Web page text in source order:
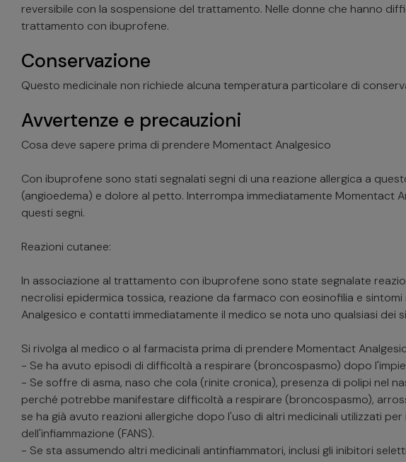
reversibile con la sospensione del trattamento. Nelle donne che hanno
trattamento con ibuprofene.
Conservazione
Questo medicinale non richiede alcuna temperatura particolare di
Avvertenze e precauzioni
Cosa deve sapere prima di prendere Momentact Analgesico
Con ibuprofene sono stati segnalati segni di una reazione allergica a
(angioedema) e dolore al petto. Interrompa immediatamente Momentact
questi segni.
Reazioni cutanee:
In associazione al trattamento con ibuprofene sono state segnalate
necrolisi epidermica tossica, reazione da farmaco con eosinofilia e
Analgesico e contatti immediatamente il medico se nota uno qualsiasi
Si rivolga al medico o al farmacista prima di prendere Momentact
- Se ha avuto episodi di difficoltà a respirare (broncospasmo) dopo
- Se soffre di asma, naso che cola (rinite cronica), presenza di polipi nel
perché potrebbe manifestare difficoltà a respirare (broncospasmo),
se ha già avuto reazioni allergiche dopo l'uso di altri medicinali utilizzati
dell'infiammazione (FANS).
- Se sta assumendo altri medicinali antinfiammatori, inclusi gli inibitori